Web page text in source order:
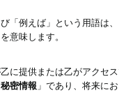
「例えば」という用語は
意味します。
に提供または乙がアクセ
秘密情報 」であり、将来に